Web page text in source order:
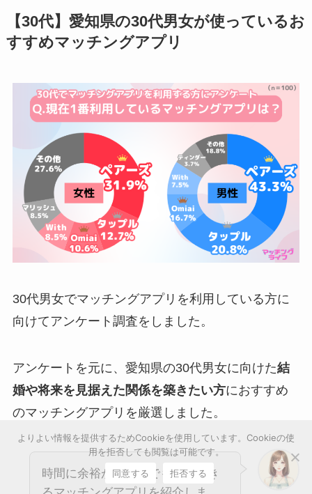
【30代】愛知県の30代男女が使っているお
すすめマッチングアプリ
30代男女でマッチングアプリを利用している方に
向けてアンケート調査をしました。
アンケートを元に、愛知県の30代男女に向けた結
婚や将来を見据えた関係を築きたい方におすすめ
のマッチングアプリを厳選しました。
時間に余裕がない方でも利用でき
よりよい情報を提供するためCookieを使用しています。Cookieの使
用を拒否しても閲覧は可能です。
同意する
拒否する